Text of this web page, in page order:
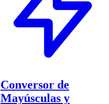
Conversor de
Mayúsculas y